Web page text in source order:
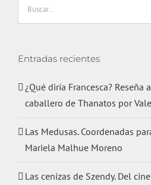
Entradas recientes
¿Qué diría Francesca? Reseña
caballero de Thanatos por
Las Medusas. Coordenadas
Mariela Malhue Moreno
Las cenizas de Szendy. Del